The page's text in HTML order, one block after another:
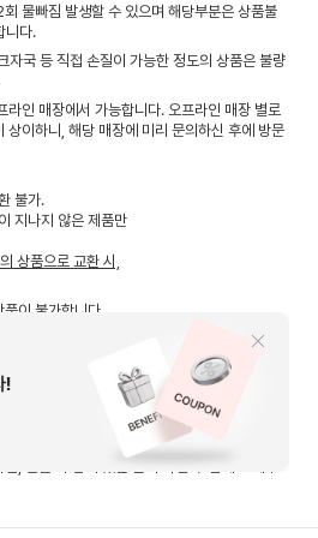
물빠짐 발생할 수 있으며 해당부분은 상품불
니다.
자국 등 직접 손질이 가능한 정도의 상품은 불량
라인 매장에서 가능합니다. 오프라인 매장 별로
상이하니, 해당 매장에 미리 문의하신 후에 방문
불가.
지나지 않은 제품만
상품으로 교환 시,
이 불가합니다.
품/교환 시, 고객 부담의 왕복 배송비(5천원)
객 부담의 왕복 배송비
부담하며 품질 보증 기간은 1년 입니다.
, 반품 시 남아 있는 금액 확인 후 함께 보내주